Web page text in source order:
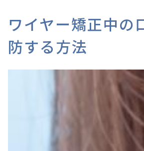
ワイヤー矯正中の
防する方法